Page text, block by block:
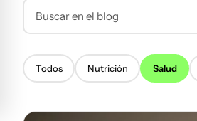
Buscar en el blog
Todos Nutrición Salud